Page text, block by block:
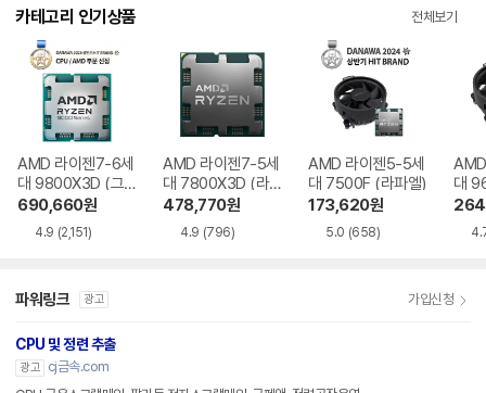
AMD 라이젠7-6세
대 9800X3D (그
래니트 릿지)
690,660원
4.9 (2,151)
AMD 라이젠7-5세
대 7800X3D (라
파엘)
478,770원
4.9 (796)
AMD 라이젠5-5세
대 7500F (라파엘)
원
5.0 (658)
대
파워링크 광고
광고 cj금속.com
CPU 싸게 살땐 왕가피씨